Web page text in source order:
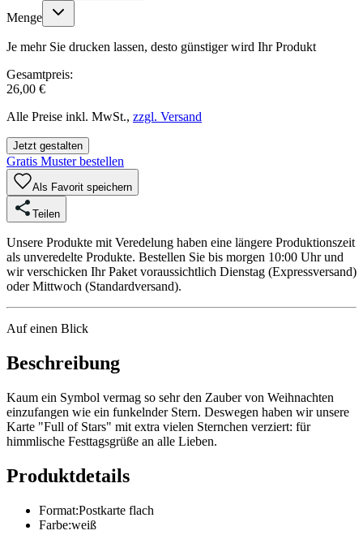
Menge
Je mehr Sie drucken lassen, desto günstiger wird Ihr Produkt
Gesamtpreis:
26,00 €
Alle Preise inkl. MwSt., zzgl. Versand
Jetzt gestalten
Gratis Muster bestellen
Als Favorit speichern
Teilen
Unsere Produkte mit Veredelung haben eine längere Produktionszeit
als unveredelte Produkte. Bestellen Sie bis morgen 10:00 Uhr und
wir verschicken Ihr Paket voraussichtlich Dienstag (Expressversand)
oder Mittwoch (Standardversand).
Auf einen Blick
Beschreibung
Kaum ein Symbol vermag so sehr den Zauber von Weihnachten
einzufangen wie ein funkelnder Stern. Deswegen haben wir unsere
Karte "Full of Stars" mit extra vielen Sternchen verziert: für
himmlische Festtagsgrüße an alle Lieben.
Produktdetails
Format:Postkarte flach
Farbe:weiß